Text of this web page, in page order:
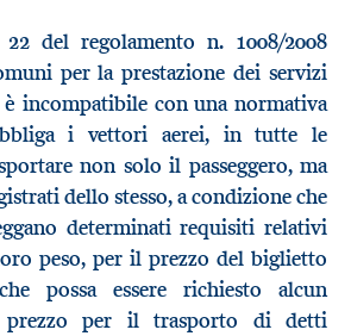
del regolamento n. 1008/2008
per la prestazione dei servizi
è incompatibile con una normativa
i vettori aerei, in tutte le
non solo il passeggero, ma
dello stesso, a condizione che
determinati requisiti relativi
peso, per il prezzo del biglietto
possa essere richiesto alcun
prezzo per il trasporto di detti